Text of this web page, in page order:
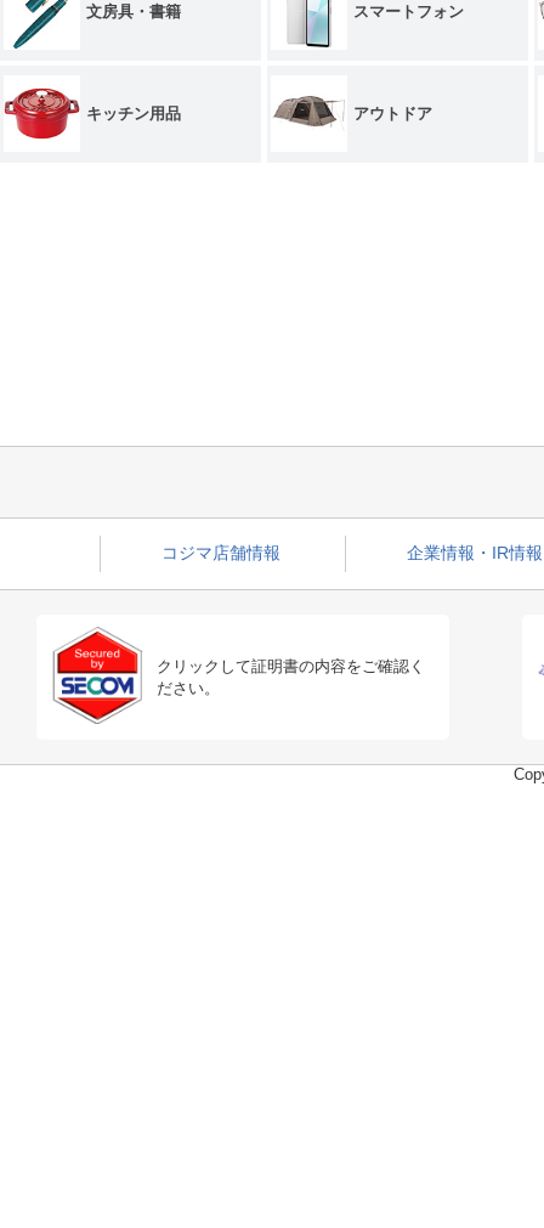
文房具・書籍 スマートフォン
キッチン用品 アウトドア
コジマ店舗情報 企業情報・IR情報
クリックして証明書の内容をご確認く
ださい。